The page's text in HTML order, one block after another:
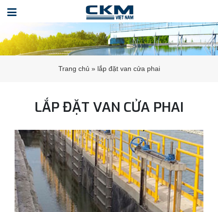
Trang chủ » lắp đặt van cửa phai
LẮP ĐẶT VAN CỬA PHAI